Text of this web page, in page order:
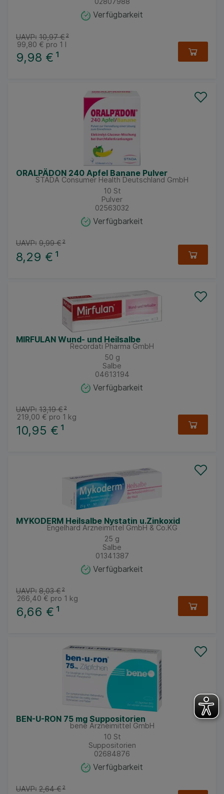
Verfügbarkeit
9,98 € ¹
UAVP: 10,97 €²
99,80 € pro 1 l
ORALPÄDON 240 Apfel Banane Pulver
STADA Consumer Health Deutschland GmbH
10 St
Pulver
02563032
Verfügbarkeit
8,29 € ¹
UAVP: 9,99 €²
MIRFULAN Wund- und Heilsalbe
Recordati Pharma GmbH
50 g
Salbe
04613194
Verfügbarkeit
10,95 € ¹
UAVP: 13,19 €²
219,00 € pro 1 kg
MYKODERM Heilsalbe Nystatin u.Zinkoxid
Engelhard Arzneimittel GmbH & Co.KG
25 g
Salbe
01341387
Verfügbarkeit
6,66 € ¹
UAVP: 8,03 €²
266,40 € pro 1 kg
BEN-U-RON 75 mg Suppositorien
bene Arzneimittel GmbH
10 St
Suppositorien
02684876
Verfügbarkeit
UAVP: 2,64 €²